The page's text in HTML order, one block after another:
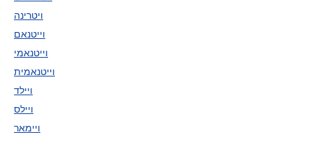
ויטרינה
וייטנאם
וייטנאמי
וייטנאמית
ויילד
ויילס
ויימאר